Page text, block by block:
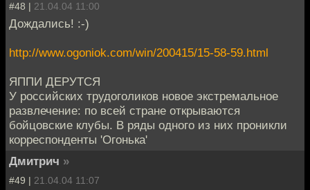
#48 | 21.04.04 11:00
Дождались! :-)
http://www.ogoniok.com/win/200415/15-58-59.html
ЯППИ ДЕРУТСЯ
У российских трудоголиков новое экстремальное
развлечение: по всей стране открываются
бойцовские клубы. В ряды одного из них проникли
корреспонденты 'Огонька'
Дмитрич »
#49 | 21.04.04 11:07